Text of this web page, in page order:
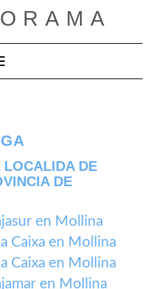
modo de navegación
LOCALIDA DE
DE
en Mollina
Caixa en Mollina
Caixa en Mollina
en Mollina